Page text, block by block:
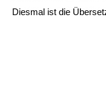
Diesmal ist die